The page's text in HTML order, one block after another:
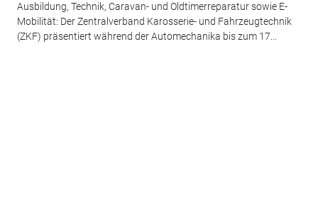
Ausbildung, Technik, Caravan- und Oldtimerreparatur sowie E-
Mobilität: Der Zentralverband Karosserie- und Fahrzeugtechnik
(ZKF) präsentiert während der Automechanika bis zum 17...